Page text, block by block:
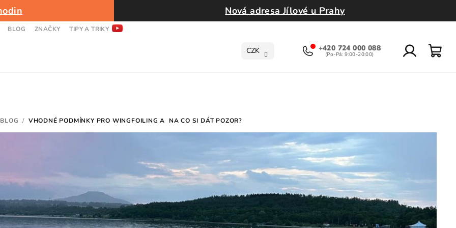
Nová adresa Jílové u Prahy
BLOG ZNAČKY TIPY A TRIKY
CZK +420 724 000 088
BLOG / VHODNÉ PODMÍNKY PRO WINGFOILING A NA CO SI DÁT POZOR?